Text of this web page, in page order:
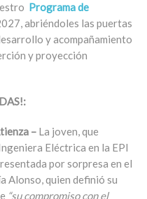
Programa de
, abriéndoles las puertas
y acompañamiento
y proyección
– La joven, que
Eléctrica en la EPI
por sorpresa en el
Alonso, quien definió su
“su compromiso con el